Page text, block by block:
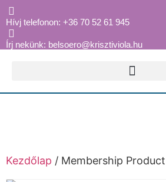
Hívj telefonon: +36 70 52 61 945
Írj nekünk: belsoero@krisztiviola.hu
Kezdőlap / Membership Product